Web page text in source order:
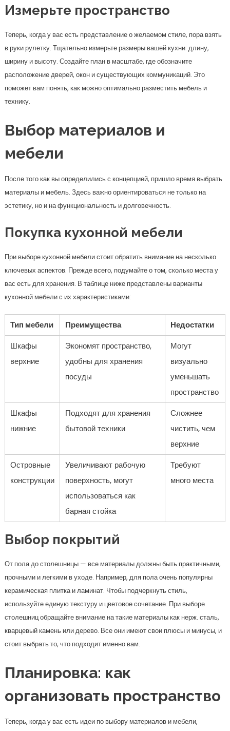
Измерьте пространство
Теперь, когда у вас есть представление о желаемом стиле, пора взять
в руки рулетку. Тщательно измерьте размеры вашей кухни: длину,
ширину и высоту. Создайте план в масштабе, где обозначите
расположение дверей, окон и существующих коммуникаций. Это
поможет вам понять, как можно оптимально разместить мебель и
технику.
Выбор материалов и
мебели
После того как вы определились с концепцией, пришло время выбрать
материалы и мебель. Здесь важно ориентироваться не только на
эстетику, но и на функциональность и долговечность.
Покупка кухонной мебели
При выборе кухонной мебели стоит обратить внимание на несколько
ключевых аспектов. Прежде всего, подумайте о том, сколько места у
вас есть для хранения. В таблице ниже представлены варианты
кухонной мебели с их характеристиками:
Тип мебели Преимущества
Недостатки
Шкафы
верхние
Экономят пространство,
удобны для хранения
посуды
Могут
визуально
уменьшать
пространство
Шкафы
нижние
Подходят для хранения
бытовой техники
Сложнее
чистить, чем
верхние
Островные
конструкции
Увеличивают рабочую
поверхность, могут
использоваться как
барная стойка
Требуют
много места
Выбор покрытий
От пола до столешницы — все материалы должны быть практичными,
прочными и легкими в уходе. Например, для пола очень популярны
керамическая плитка и ламинат. Чтобы подчеркнуть стиль,
используйте единую текстуру и цветовое сочетание. При выборе
столешниц обращайте внимание на такие материалы как нерж. сталь,
кварцевый камень или дерево. Все они имеют свои плюсы и минусы, и
стоит выбрать то, что подходит именно вам.
Планировка: как
организовать пространство
Теперь, когда у вас есть идеи по выбору материалов и мебели,